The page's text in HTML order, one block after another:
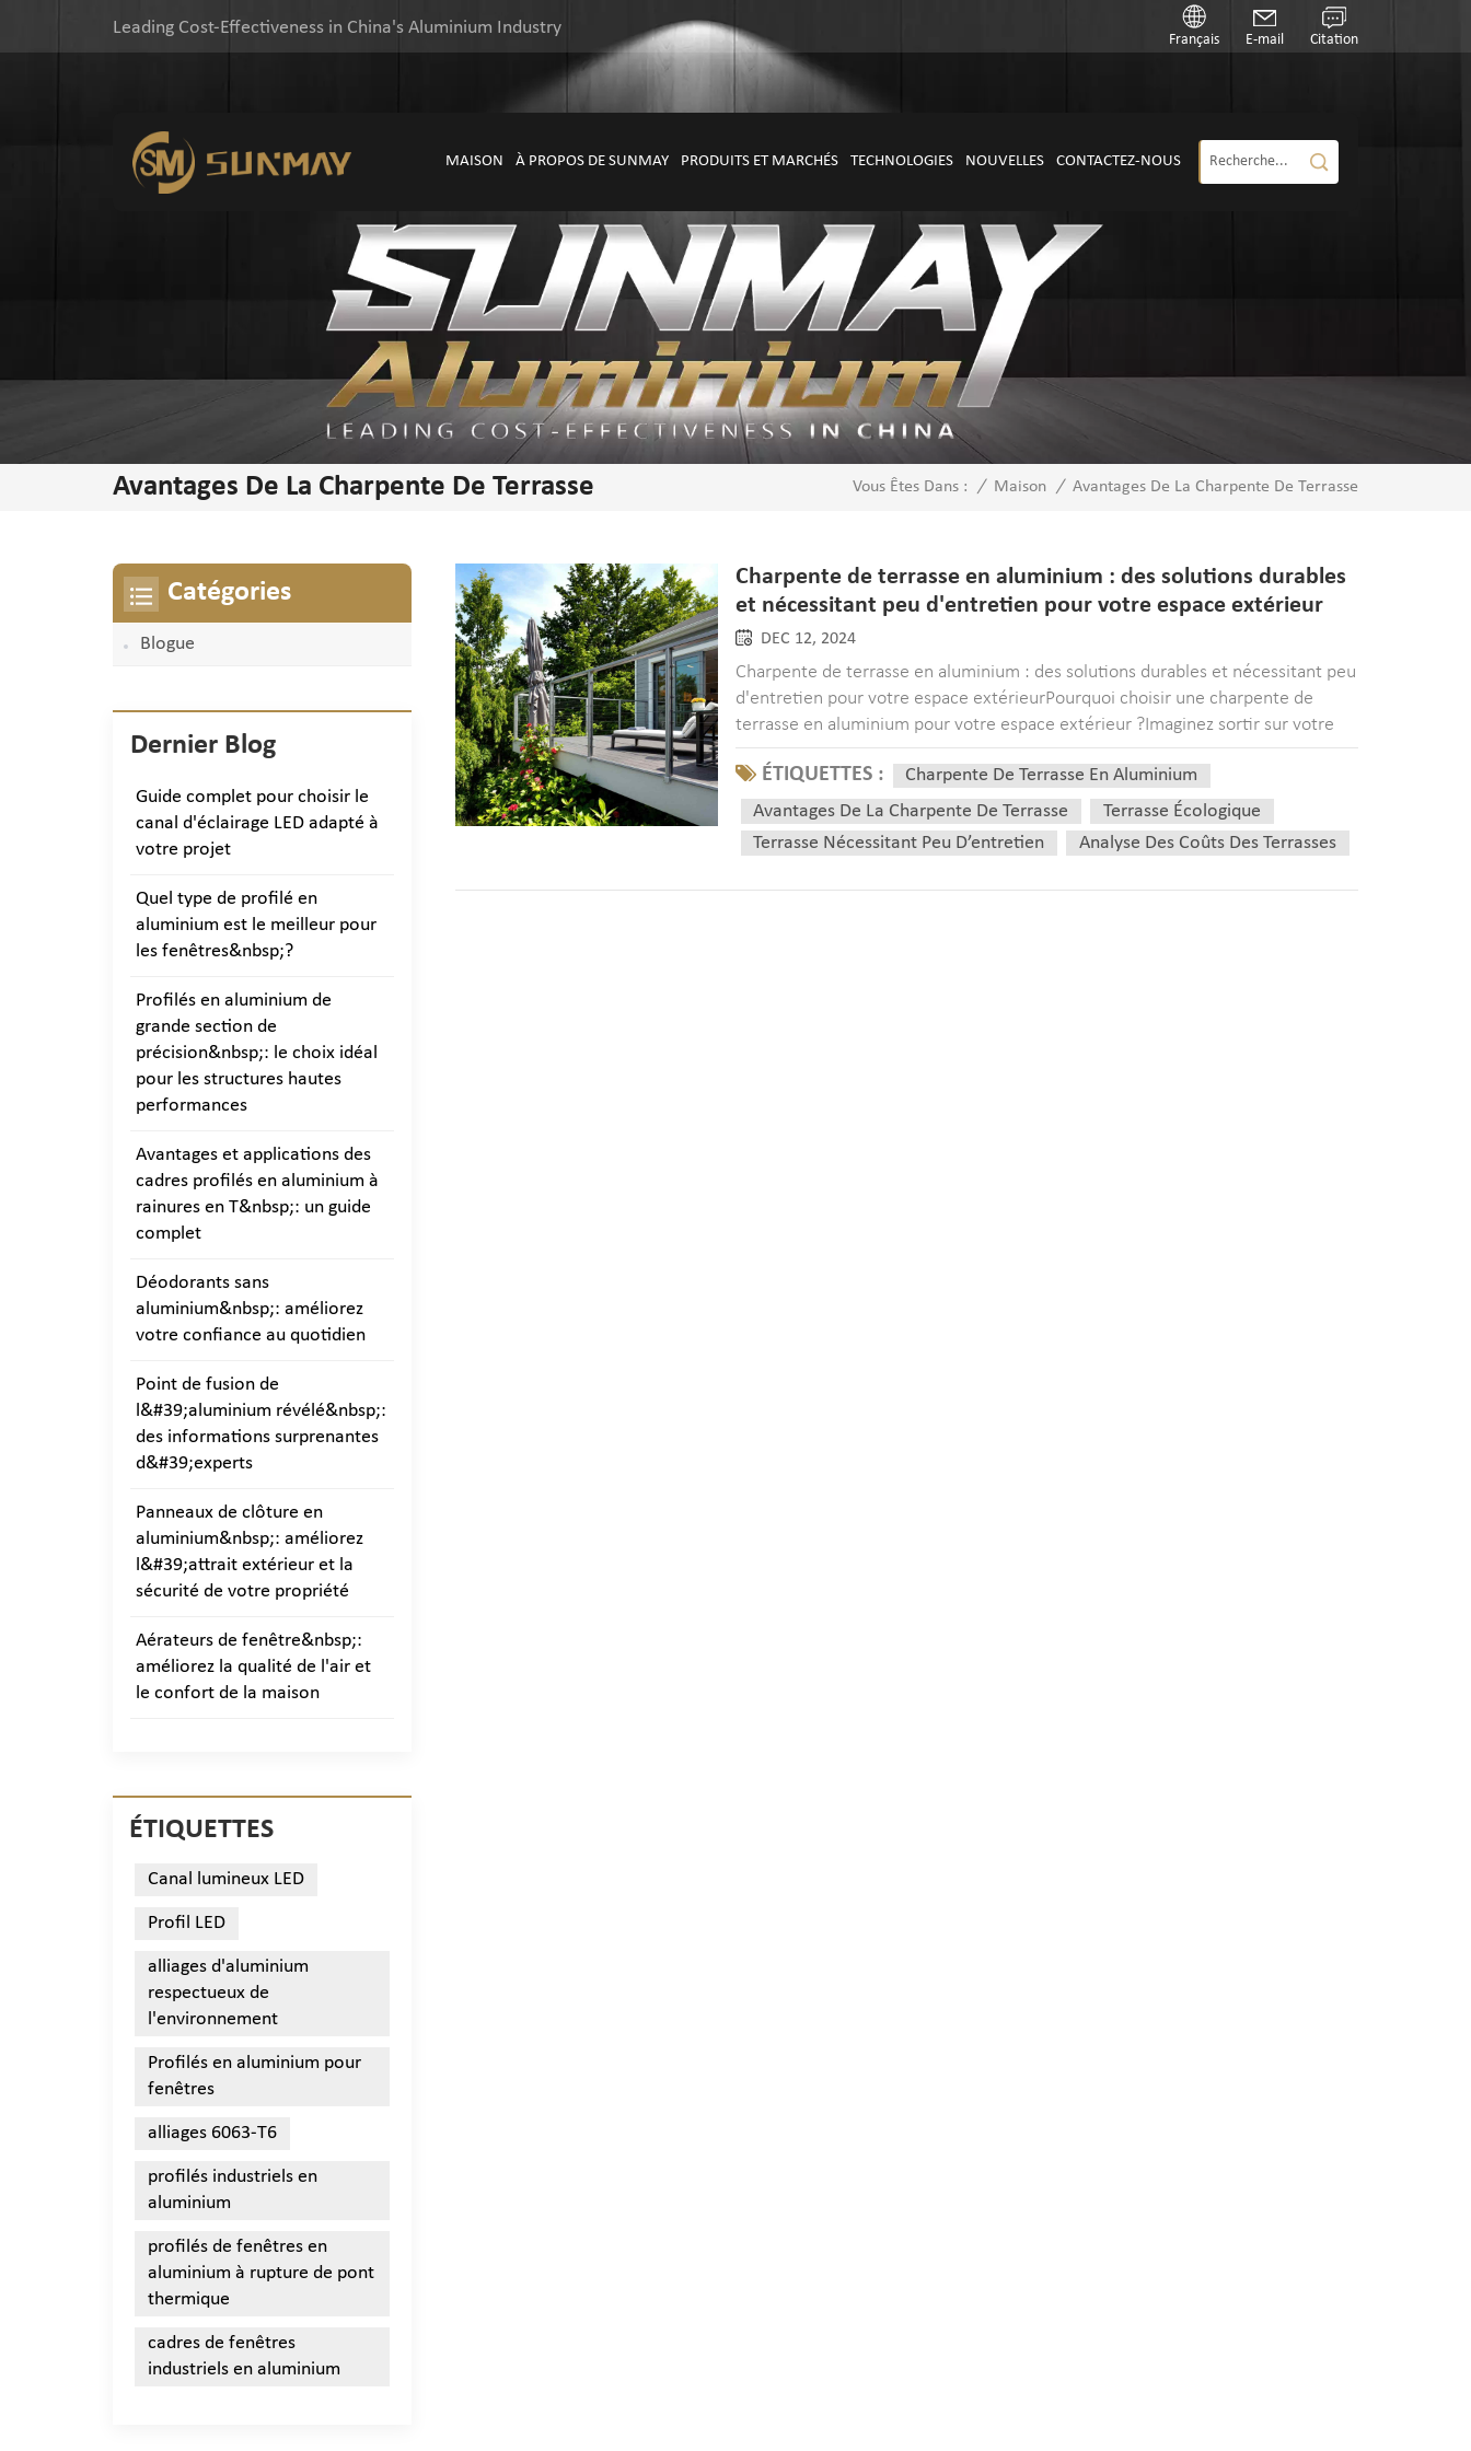
Leading Cost-Effectiveness in China's Aluminium Industry
Français E-mail Citation
MAISON À PROPOS DE SUNMAY PRODUITS ET MARCHÉS TECHNOLOGIES NOUVELLES CONTACTEZ-NOUS
Avantages De La Charpente De Terrasse Vous Êtes Dans : / Maison / Avantages De La Charpente De Terrasse
Charpente de terrasse en aluminium : des solutions durables
et nécessitant peu d'entretien pour votre espace extérieur
DEC 12, 2024
Charpente de terrasse en aluminium : des solutions durables et nécessitant peu
d'entretien pour votre espace extérieurPourquoi choisir une charpente de
terrasse en aluminium pour votre espace extérieur ?Imaginez sortir sur votre
terrasse et profiter de la tranquillité d'esprit que procure le fait de...
ÉTIQUETTES :
Charpente De Terrasse En Aluminium
Avantages De La Charpente De Terrasse
Terrasse Écologique
Terrasse Nécessitant Peu D’entretien
Analyse Des Coûts Des Terrasses
Catégories
Blogue
Dernier Blog
Guide complet pour choisir le
canal d'éclairage LED adapté à
votre projet
Quel type de profilé en
aluminium est le meilleur pour
les fenêtres&nbsp;?
Profilés en aluminium de
grande section de
précision&nbsp;: le choix idéal
pour les structures hautes
performances
Avantages et applications des
cadres profilés en aluminium à
rainures en T&nbsp;: un guide
complet
Déodorants sans
aluminium&nbsp;: améliorez
votre confiance au quotidien
Point de fusion de
l&#39;aluminium révélé&nbsp;:
des informations surprenantes
d&#39;experts
Panneaux de clôture en
aluminium&nbsp;: améliorez
l&#39;attrait extérieur et la
sécurité de votre propriété
Aérateurs de fenêtre&nbsp;:
améliorez la qualité de l'air et
le confort de la maison
ÉTIQUETTES
Canal lumineux LED
Profil LED
alliages d'aluminium
respectueux de
l'environnement
Profilés en aluminium pour
fenêtres
alliages 6063-T6
profilés industriels en
aluminium
profilés de fenêtres en
aluminium à rupture de pont
thermique
cadres de fenêtres
industriels en aluminium